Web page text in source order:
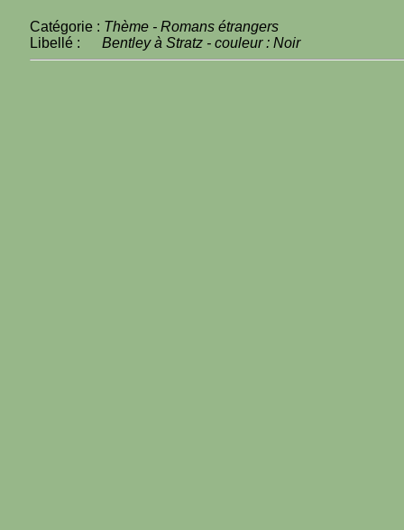
Catégorie : Thème - Romans étrangers
Libellé : Bentley à Stratz - couleur : Noir